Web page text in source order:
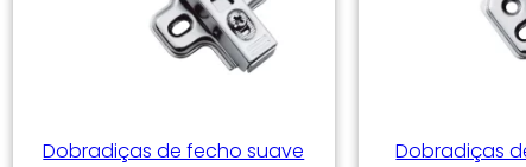
Dobradiças de fecho suave
Dobradiças